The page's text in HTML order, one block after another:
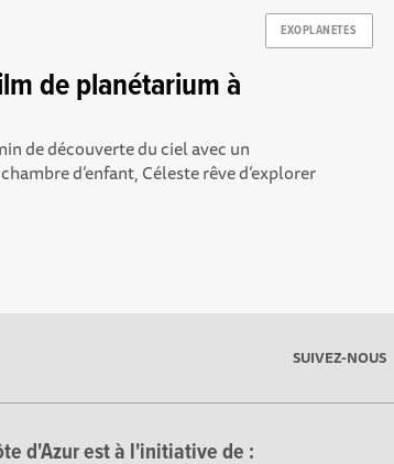
EXOPLANETES
de planétarium à
de découverte du ciel avec un
d’enfant, Céleste rêve d’explorer
SUIVEZ-NOUS
d'Azur est à l'initiative de :